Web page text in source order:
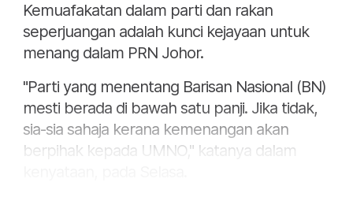
Kemuafakatan dalam parti dan rakan
seperjuangan adalah kunci kejayaan untuk
menang dalam PRN Johor.
"Parti yang menentang Barisan Nasional (BN)
mesti berada di bawah satu panji. Jika tidak,
sia-sia sahaja kerana kemenangan akan
berpihak kepada UMNO," katanya dalam